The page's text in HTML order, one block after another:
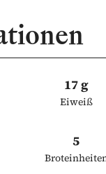
17 g
Eiweiß
5